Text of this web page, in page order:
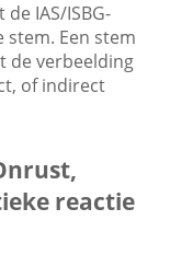
IAS/ISBG-
stem. Een stem
de verbeelding
of indirect
reactie